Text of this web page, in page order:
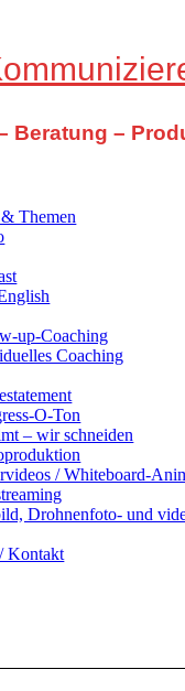
Beratung –
Themen
up-Coaching
Coaching
O-Ton
– wir schneiden
/ Whiteboard-
Drohnenfoto- und
Kontakt